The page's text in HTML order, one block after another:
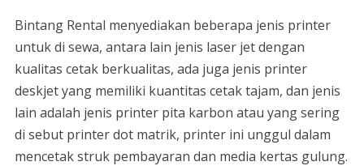
Bintang Rental menyediakan beberapa jenis printer
untuk di sewa, antara lain jenis laser jet dengan
kualitas cetak berkualitas, ada juga jenis printer
deskjet yang memiliki kuantitas cetak tajam, dan jenis
lain adalah jenis printer pita karbon atau yang sering
di sebut printer dot matrik, printer ini unggul dalam
mencetak struk pembayaran dan media kertas gulung.